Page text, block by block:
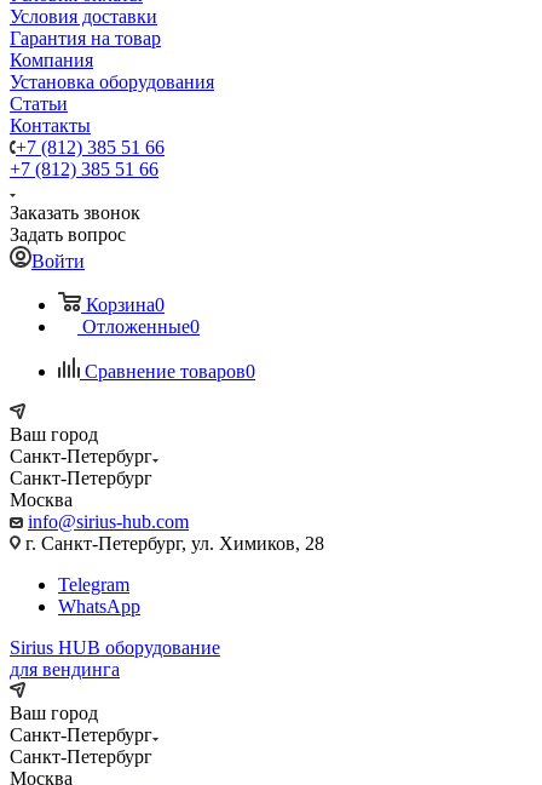
Условия доставки
Гарантия на товар
Компания
Установка оборудования
Статьи
Контакты
+7 (812) 385 51 66
+7 (812) 385 51 66
Заказать звонок
Задать вопрос
Войти
Корзина0
Отложенные0
Сравнение товаров0
Ваш город
Санкт-Петербург
Санкт-Петербург
Москва
info@sirius-hub.com
г. Санкт-Петербург, ул. Химиков, 28
Telegram
WhatsApp
Sirius HUB оборудование
для вендинга
Ваш город
Санкт-Петербург
Санкт-Петербург
Москва